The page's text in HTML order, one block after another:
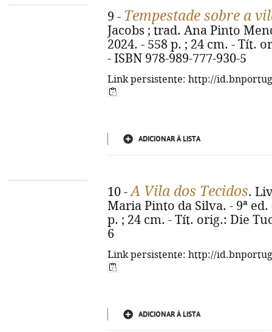
9 - Tempestade sobre a
Jacobs ; trad. Ana Pinto
2024. - 558 p. ; 24 cm. - Tít.
- ISBN 978-989-777-930-5
Link persistente: http://
ADICIONAR À LISTA
10 -A Vila dos Tecidos.
Maria Pinto da Silva. - 9ª
p. ; 24 cm. - Tít. orig.: Die
6
Link persistente: http://
ADICIONAR À LISTA